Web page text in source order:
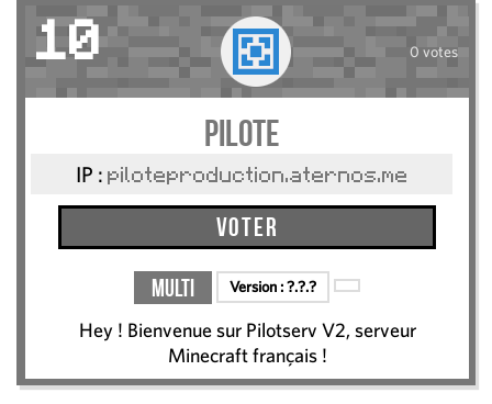
10 0 votes
Pilote
IP : piloteproduction.aternos.me
Voter
Multi Version :?.?.?
Hey ! Bienvenue sur Pilotserv V2, serveur
Minecraft français !